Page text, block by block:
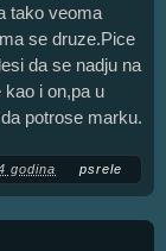
tako veoma
se druze.Pice
da se nadju na
i on,pa u
potrose marku.
godina psrele